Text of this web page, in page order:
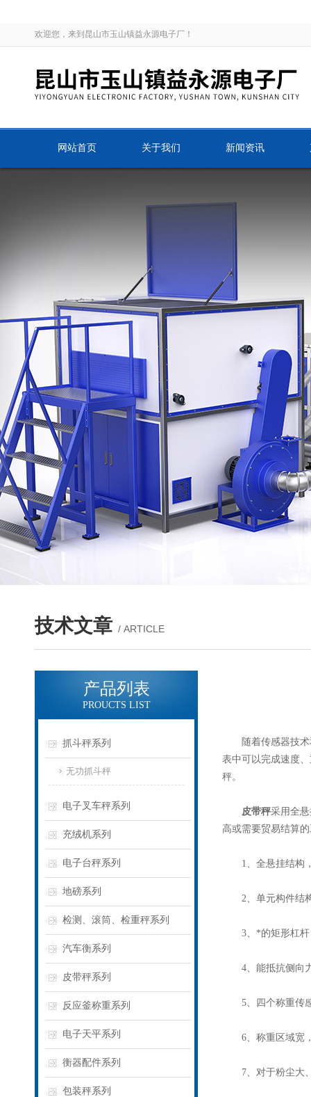
欢迎您，来到昆山市玉山镇益永源电子厂！
网站首页 关于我们 新闻资讯
技术文章 / ARTICLE
产品列表
PROUCTS LIST
抓斗秤系列
无功抓斗秤
电子叉车秤系列
充绒机系列
电子台秤系列
地磅系列
检测、滚筒、检重秤系列
汽车衡系列
皮带秤系列
反应釜称重系列
电子天平系列
衡器配件系列
包装秤系列
随着传感器技术和
表中可以完成速度
秤。
皮带秤采用全
高或需要贸易结算
1、全悬挂结构，
2、单元构件结构
3、*的矩形杠杆
4、能抵抗侧向力
5、四个称重传感
6、称重区域宽，
7、对于粉尘大、